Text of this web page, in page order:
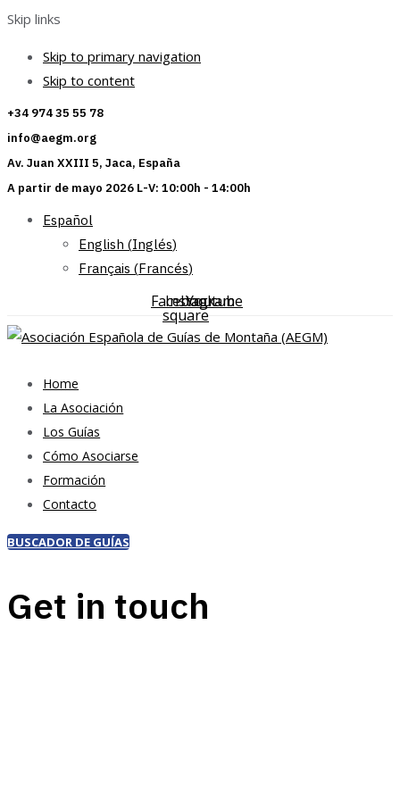
Skip links
Skip to primary navigation
Skip to content
+34 974 35 55 78
info@aegm.org
Av. Juan XXIII 5, Jaca, España
A partir de mayo 2026 L-V: 10:00h - 14:00h
Español
English (Inglés)
Français (Francés)
Facebook-
square
Instagram
Youtube
Home
La Asociación
Los Guías
Cómo Asociarse
Formación
Contacto
BUSCADOR DE GUÍAS
Get in touch